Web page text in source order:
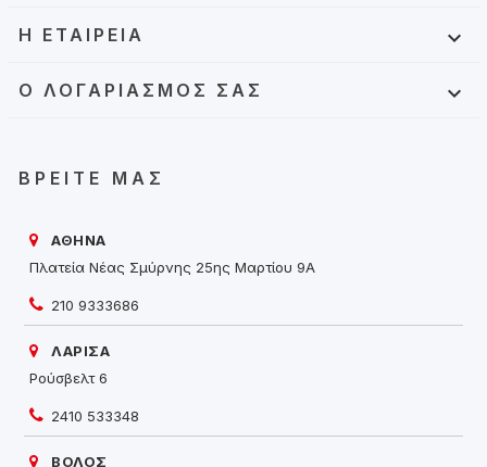
Η ΕΤΑΙΡΕΊΑ 
Ο ΛΟΓΑΡΙΑΣΜΌΣ ΣΑΣ 
ΒΡΕΊΤΕ ΜΑΣ
ΑΘΗΝΑ
Πλατεία Νέας Σμύρνης 25ης Μαρτίου 9Α
210 9333686
ΛΑΡΙΣΑ
Ρούσβελτ 6
2410 533348
ΒΟΛΟΣ